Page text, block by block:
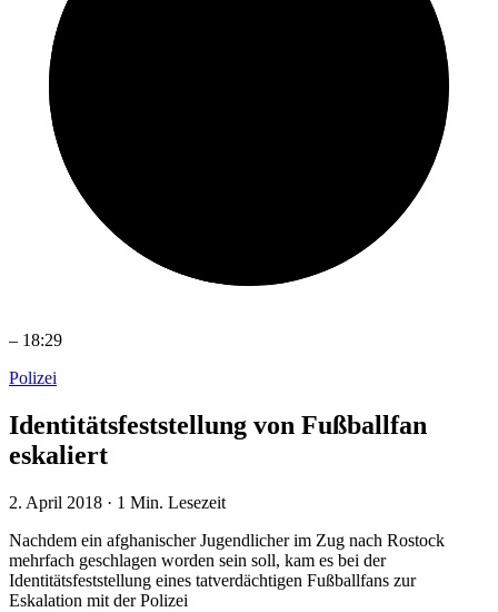
– 18:29
Polizei
Identitätsfeststellung von Fußballfan
eskaliert
2. April 2018 · 1 Min. Lesezeit
Nachdem ein afghanischer Jugendlicher im Zug nach Rostock
mehrfach geschlagen worden sein soll, kam es bei der
Identitätsfeststellung eines tatverdächtigen Fußballfans zur
Eskalation mit der Polizei